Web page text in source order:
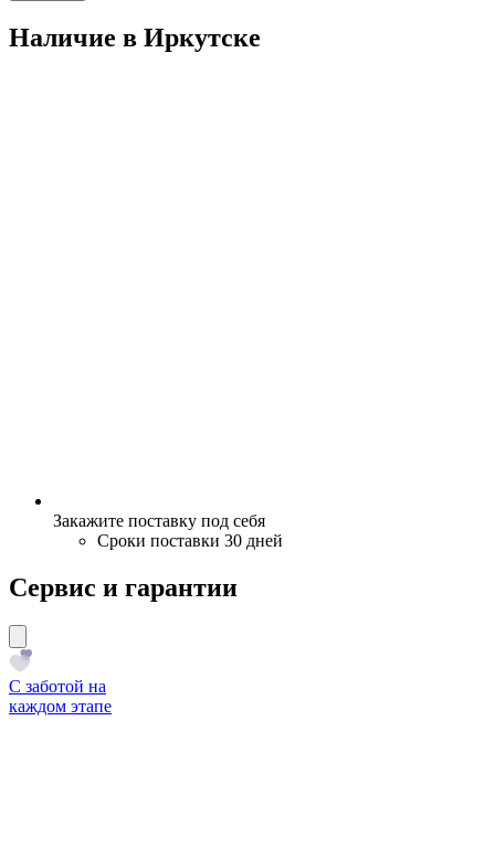
Наличие в Иркутскe
Закажите поставку под себя
Сроки поставки 30 дней
Сервис и гарантии
С заботой на
каждом этапе